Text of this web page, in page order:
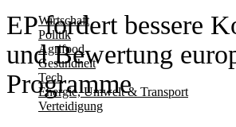
Wirtschaft
Politik
Agrifood
Gesundheit
Tech
Energie, Umwelt & Transport
Verteidigung
EP fordert bessere
und Bewertung
Programme